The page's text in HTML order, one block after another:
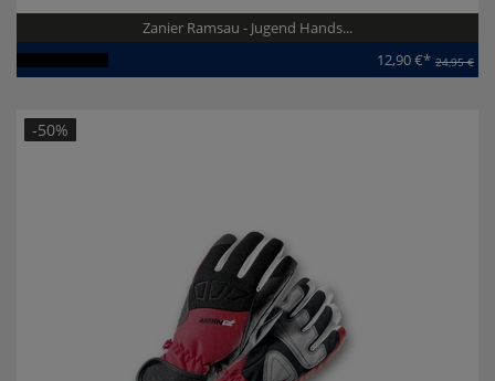
Zanier Ramsau - Jugend Hands...
12,90 €* 24,95 €
-50%